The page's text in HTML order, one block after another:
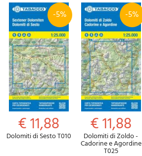
-5%
€ 11,88
Dolomiti di Sesto T010
-5%
€ 11,88
Dolomiti di Zoldo -
Cadorine e Agordine
T025